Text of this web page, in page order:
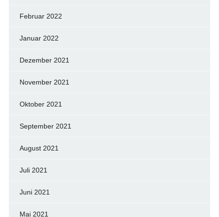
Februar 2022
Januar 2022
Dezember 2021
November 2021
Oktober 2021
September 2021
August 2021
Juli 2021
Juni 2021
Mai 2021